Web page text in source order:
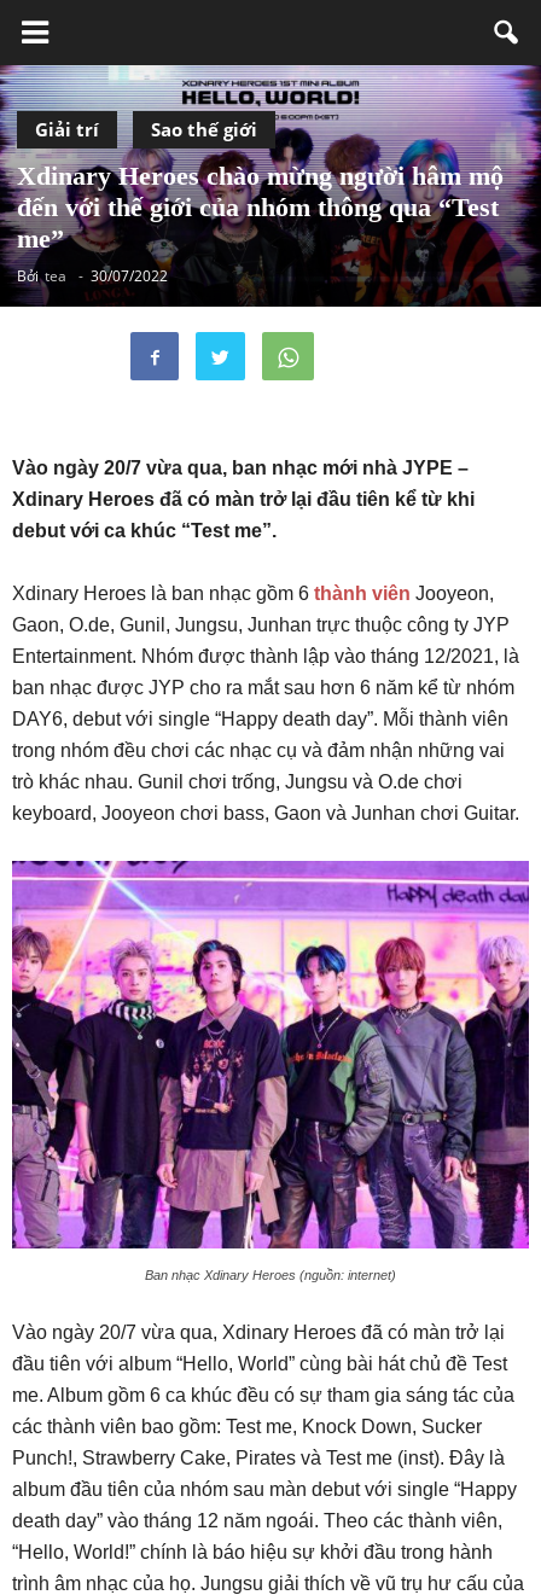
Giải trí Sao thế giới
Xdinary Heroes chào mừng người hâm mộ
đến với thế giới của nhóm thông qua “Test
me”
Bởitea - 30/07/2022
Vào ngày 20/7 vừa qua, ban nhạc mới nhà JYPE –
Xdinary Heroes đã có màn trở lại đầu tiên kể từ khi
debut với ca khúc “Test me”.
Xdinary Heroes là ban nhạc gồm 6 thành viên Jooyeon,
Gaon, O.de, Gunil, Jungsu, Junhan trực thuộc công ty JYP
Entertainment. Nhóm được thành lập vào tháng 12/2021, là
ban nhạc được JYP cho ra mắt sau hơn 6 năm kể từ nhóm
DAY6, debut với single “Happy death day”. Mỗi thành viên
trong nhóm đều chơi các nhạc cụ và đảm nhận những vai
trò khác nhau. Gunil chơi trống, Jungsu và O.de chơi
keyboard, Jooyeon chơi bass, Gaon và Junhan chơi Guitar.
Ban nhạc Xdinary Heroes (nguồn: internet)
Vào ngày 20/7 vừa qua, Xdinary Heroes đã có màn trở lại
đầu tiên với album “Hello, World” cùng bài hát chủ đề Test
me. Album gồm 6 ca khúc đều có sự tham gia sáng tác của
các thành viên bao gồm: Test me, Knock Down, Sucker
Punch!, Strawberry Cake, Pirates và Test me (inst). Đây là
album đầu tiên của nhóm sau màn debut với single “Happy
death day” vào tháng 12 năm ngoái. Theo các thành viên,
“Hello, World!” chính là báo hiệu sự khởi đầu trong hành
trình âm nhạc của họ. Jungsu giải thích về vũ trụ hư cấu của